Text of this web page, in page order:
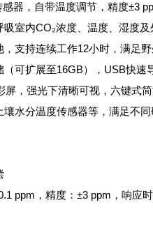
器，自带温度调节，精度±3
室内CO₂浓度、温度、湿度及
支持连续工作12小时，满足野
可扩展至16GB），USB快速
，强光下清晰可视，六键式简
水分温度传感器等，满足不同
ppm，精度：±3 ppm，响应